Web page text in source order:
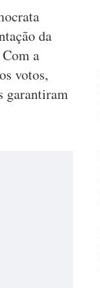
da
a
votos,
garantiram